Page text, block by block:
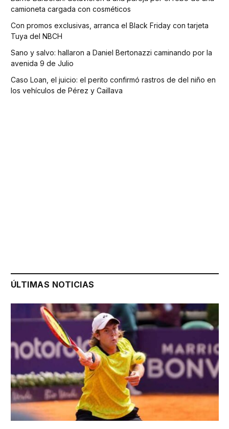
camioneta cargada con cosméticos
Con promos exclusivas, arranca el Black Friday con tarjeta
Tuya del NBCH
Sano y salvo: hallaron a Daniel Bertonazzi caminando por la
avenida 9 de Julio
Caso Loan, el juicio: el perito confirmó rastros de del niño en
los vehículos de Pérez y Caillava
ÚLTIMAS NOTICIAS